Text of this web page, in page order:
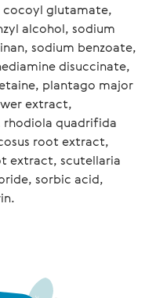
glutamate,
alcohol, sodium
sodium benzoate,
disuccinate,
plantago major
extract,
quadrifida
root extract,
extract, scutellaria
sorbic acid,